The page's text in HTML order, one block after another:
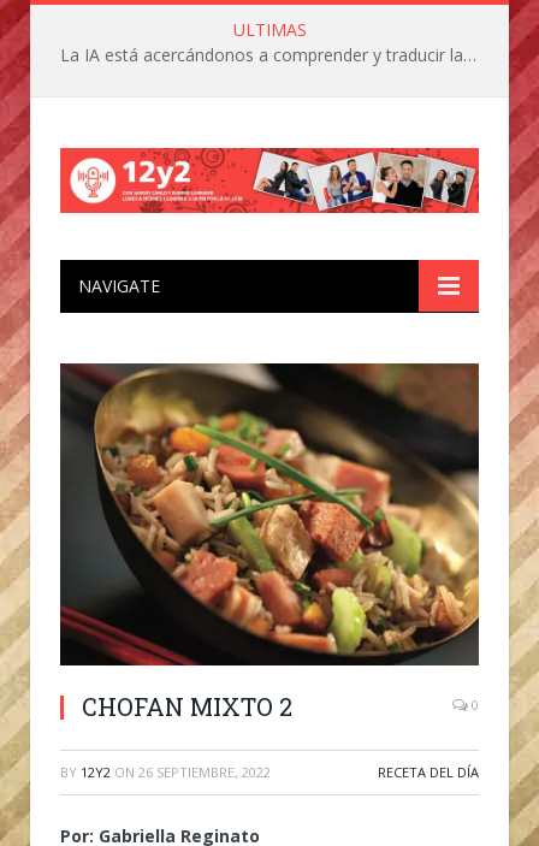
ULTIMAS
La IA está acercándonos a comprender y traducir las vocalizaciones y comportamientos de nuestras mascotas
NAVIGATE
CHOFAN MIXTO 2 0
BY 12Y2 ON 26 SEPTIEMBRE, 2022 RECETA DEL DÍA
Por: Gabriella Reginato